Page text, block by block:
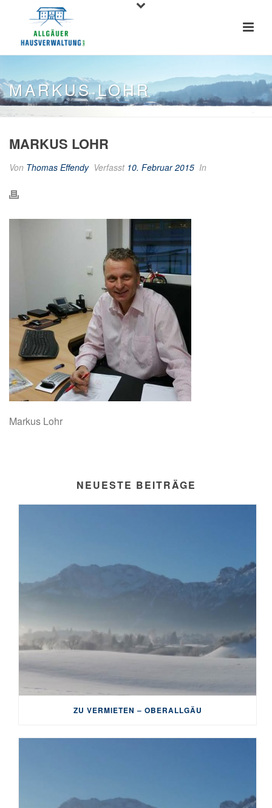
MARKUS LOHR
MARKUS LOHR
Von Thomas Effendy Verfasst 10. Februar 2015 In
Markus Lohr
NEUESTE BEITRÄGE
ZU VERMIETEN – OBERALLGÄU